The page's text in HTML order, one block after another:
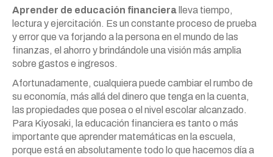
Aprender de educación financiera lleva tiempo,
lectura y ejercitación. Es un constante proceso de prueba
y error que va forjando a la persona en el mundo de las
finanzas, el ahorro y brindándole una visión más amplia
sobre gastos e ingresos.
Afortunadamente, cualquiera puede cambiar el rumbo de
su economía, más allá del dinero que tenga en la cuenta,
las propiedades que posea o el nivel escolar alcanzado.
Para Kiyosaki, la educación financiera es tanto o más
importante que aprender matemáticas en la escuela,
porque está en absolutamente todo lo que hacemos día a